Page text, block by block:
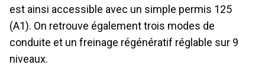
est ainsi accessible avec un simple permis 125
(A1). On retrouve également trois modes de
conduite et un freinage régénératif réglable sur 9
niveaux.